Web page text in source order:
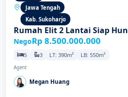
Jawa Tengah
Kab. Sukoharjo
Rumah Elit 2 Lantai Siap
NegoRp 8.500.000.000
5 3 LT: 390m² LB: 550m²
Agent
Megan Huang